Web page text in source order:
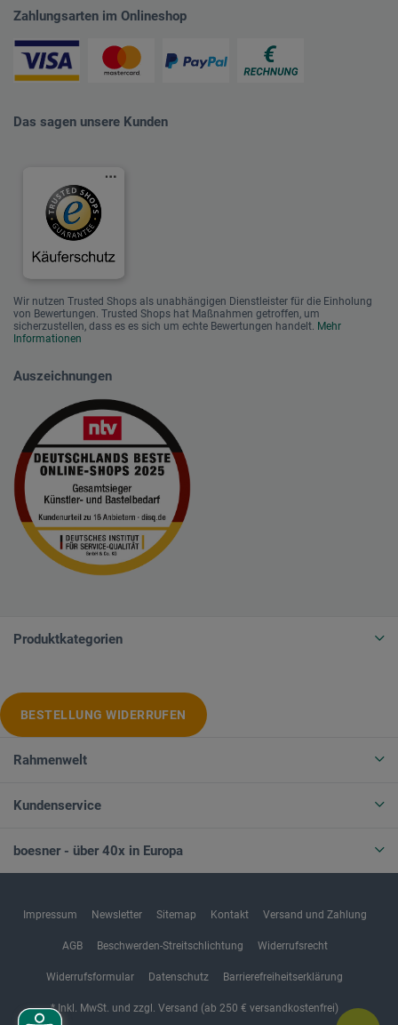
Zahlungsarten im Onlineshop
Das sagen unsere Kunden
Wir nutzen Trusted Shops als unabhängigen Dienstleister für die Einholung
von Bewertungen. Trusted Shops hat Maßnahmen getroffen, um
sicherzustellen, dass es es sich um echte Bewertungen handelt. Mehr
Informationen
Auszeichnungen
Produktkategorien
BESTELLUNG WIDERRUFEN
Rahmenwelt
Kundenservice
boesner - über 40x in Europa
Impressum Newsletter Sitemap Kontakt Versand und Zahlung
AGB Beschwerden-Streitschlichtung Widerrufsrecht
Widerrufsformular Datenschutz Barrierefreiheitserklärung
* Inkl. MwSt. und zzgl. Versand (ab 250 € versandkostenfrei)